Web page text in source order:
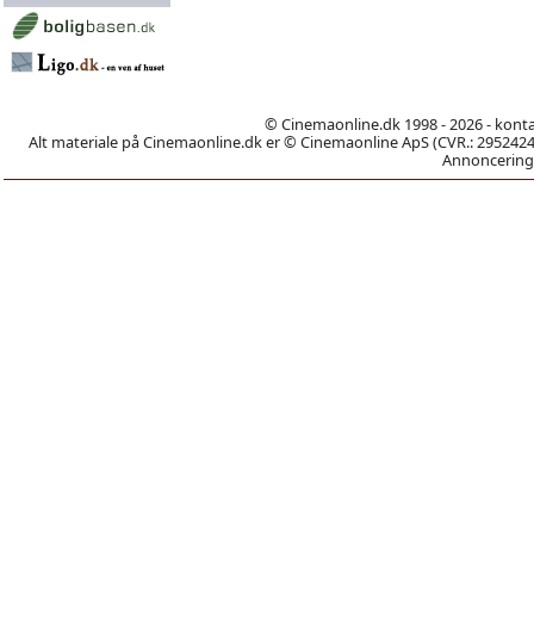
© Cinemaonline.dk 1998 - 2026 -
Alt materiale på Cinemaonline.dk er © Cinemaonline ApS (CVR.: